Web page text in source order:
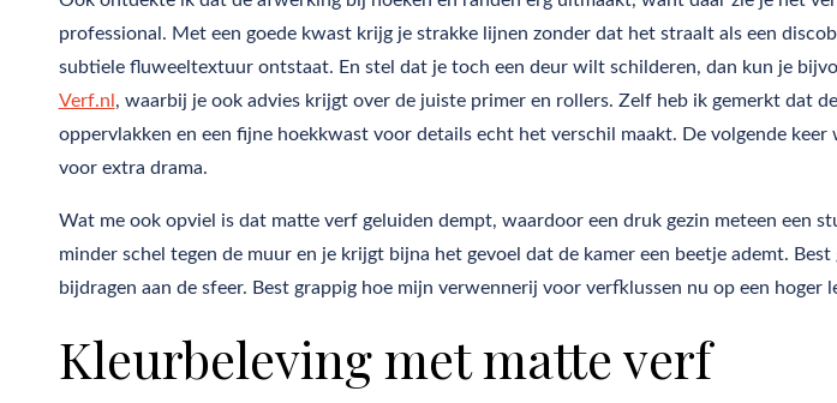
professional. Met een goede kwast krijg je strakke lijnen zonder dat het straalt als een
subtiele fluweeltextuur ontstaat. En stel dat je toch een deur wilt schilderen, dan kun je
Verf.nl , waarbij je ook advies krijgt over de juiste primer en rollers. Zelf heb ik gemerkt dat
oppervlakken en een fijne hoekkwast voor details echt het verschil maakt. De volgende
voor extra drama.
Wat me ook opviel is dat matte verf geluiden dempt, waardoor een druk gezin meteen een
minder schel tegen de muur en je krijgt bijna het gevoel dat de kamer een beetje ademt. Best
bijdragen aan de sfeer. Best grappig hoe mijn verwennerij voor verfklussen nu op een hoger
Kleurbeleving met matte verf